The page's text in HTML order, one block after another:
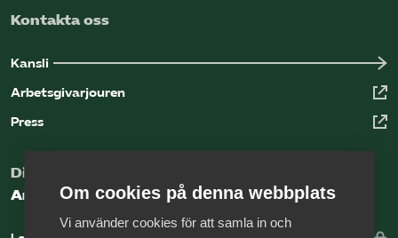
Kontakta oss
Kansli
Arbetsgivarjouren
Press
Digital kunskapsbank för arbetsgivare
Arbetsgivarguiden
Om cookies på denna webbplats
Vi använder cookies för att samla in och